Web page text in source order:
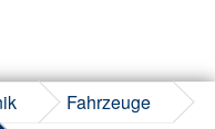
Fahrzeuge